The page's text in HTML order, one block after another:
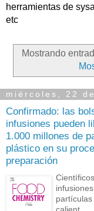
herramientas de
etc
Mostrando
miércoles, 22
Confirmado: las
infusiones pueden
1.000 millones de
plástico en su
preparación
calient...